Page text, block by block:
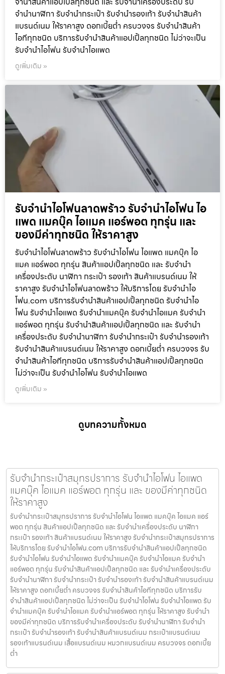
จำนำนาฬิกา รับจำนำกระเป๋า รับจำนำรองเท้า รับจำนำสินค้า
แบรนด์เนม ให้ราคาสูง ดอกเบี้ยต่ำ ครบวงจร รับจำนำสินค้า
ไอทีทุกชนิด บริการรับจำนำสินค้าแอปเปิ้ลทุกชนิด ไม่ว่าจะเป็น
รับจำนำไอโฟน รับจำนำไอแพด
ดูเพิ่มเติม »
รับจำนำไอโฟนลาดพร้าว รับจำนำไอโฟน ไอ
แพด แมคบุ๊ค ไอแมค แอร์พอต ทุกรุ่น และ
ของมีค่าทุกชนิด ให้ราคาสูง
รับจำนำไอโฟนลาดพร้าว รับจำนำไอโฟน ไอแพด แมคบุ๊ค ไอ
แมค แอร์พอต ทุกรุ่น สินค้าแอปเปิ้ลทุกชนิด และ รับจำนำ
เครื่องประดับ นาฬิกา กระเป๋า รองเท้า สินค้าแบรนด์เนม ให้
ราคาสูง รับจำนำไอโฟนลาดพร้าว ให้บริการโดย รับจํานําไอ
โฟน.com บริการรับจำนำสินค้าแอปเปิ้ลทุกชนิด รับจำนำไอ
โฟน รับจำนำไอแพด รับจำนำแมคบุ๊ค รับจำนำไอแมค รับจำนำ
แอร์พอต ทุกรุ่น รับจำนำสินค้าแอปเปิ้ลทุกชนิด และ รับจำนำ
เครื่องประดับ รับจำนำนาฬิกา รับจำนำกระเป๋า รับจำนำรองเท้า
รับจำนำสินค้าแบรนด์เนม ให้ราคาสูง ดอกเบี้ยต่ำ ครบวงจร รับ
จำนำสินค้าไอทีทุกชนิด บริการรับจำนำสินค้าแอปเปิ้ลทุกชนิด
ไม่ว่าจะเป็น รับจำนำไอโฟน รับจำนำไอแพด
ดูเพิ่มเติม »
ดูบทความทั้งหมด
รับจำนำกระเป๋าสมุทรปราการ รับจำนำไอโฟน ไอแพด
แมคบุ๊ค ไอแมค แอร์พอต ทุกรุ่น และ ของมีค่าทุกชนิด
ให้ราคาสูง
รับจำนำกระเป๋าสมุทรปราการ รับจำนำไอโฟน ไอแพด แมคบุ๊ค ไอแมค แอร์
พอต ทุกรุ่น สินค้าแอปเปิ้ลทุกชนิด และ รับจำนำเครื่องประดับ นาฬิกา
กระเป๋า รองเท้า สินค้าแบรนด์เนม ให้ราคาสูง รับจำนำกระเป๋าสมุทรปราการ
ให้บริการโดย รับจํานําไอโฟน.com บริการรับจำนำสินค้าแอปเปิ้ลทุกชนิด
รับจำนำไอโฟน รับจำนำไอแพด รับจำนำแมคบุ๊ค รับจำนำไอแมค รับจำนำ
แอร์พอต ทุกรุ่น รับจำนำสินค้าแอปเปิ้ลทุกชนิด และ รับจำนำเครื่องประดับ
รับจำนำนาฬิกา รับจำนำกระเป๋า รับจำนำรองเท้า รับจำนำสินค้าแบรนด์เนม
ให้ราคาสูง ดอกเบี้ยต่ำ ครบวงจร รับจำนำสินค้าไอทีทุกชนิด บริการรับ
จำนำสินค้าแอปเปิ้ลทุกชนิด ไม่ว่าจะเป็น รับจำนำไอโฟน รับจำนำไอแพด รับ
จำนำแมคบุ๊ค รับจำนำไอแมค รับจำนำแอร์พอต ทุกรุ่น ให้ราคาสูง รับจำนำ
ของมีค่าทุกชนิด บริการรับจำนำเครื่องประดับ รับจำนำนาฬิกา รับจำนำ
กระเป๋า รับจำนำรองเท้า รับจำนำสินค้าแบรนด์เนม กระเป๋าแบรนด์เนม
รองเท้าแบรนด์เนม เสื้อแบรนด์เนม หมวกแบรนด์เนม ครบวงจร ดอกเบี้ย
ต่ำ